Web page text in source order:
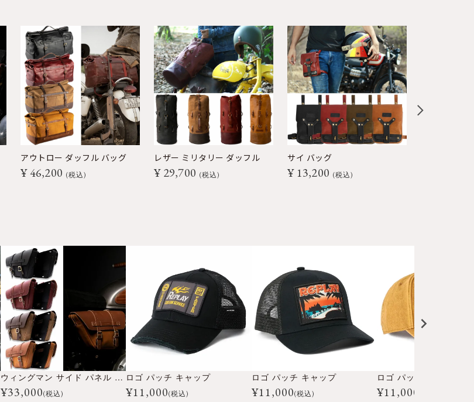
アウトロー ダッフル バッグ
¥ 46,200 税込
レザー ミリタリー ダッフル
¥ 29,700 税込
サイ バッグ
¥ 13,200 税込
ウィングマン サイド パネル （左右ペア）
¥33,000(税込)
ロゴ パッチ キャップ
¥11,000(税込)
ロゴ パッチ キャップ
¥11,000(税込)
ロゴ パッチ キャップ
¥11,000